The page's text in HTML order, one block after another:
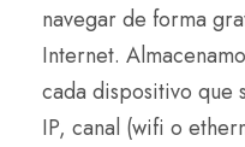
navegar de forma
Internet.
cada dispositivo que
IP, canal (wifi o